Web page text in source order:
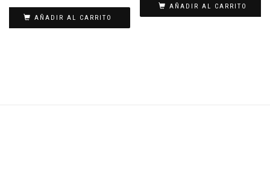
AÑADIR AL CARRITO
AÑADIR AL CARRITO